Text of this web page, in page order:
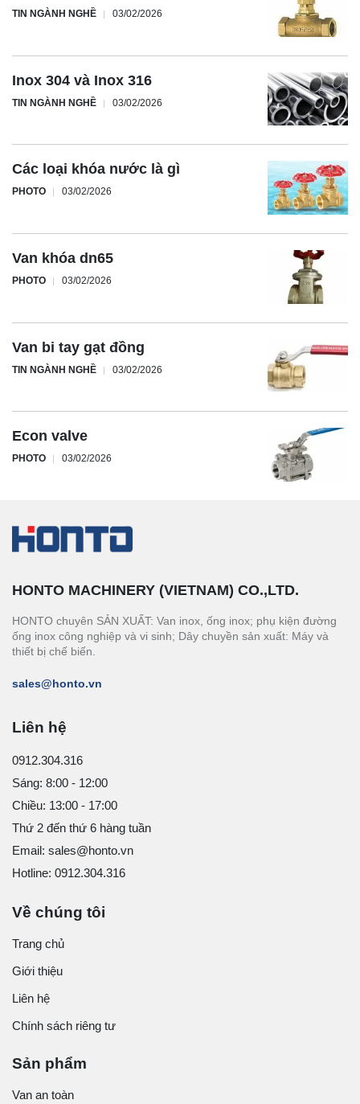
TIN NGÀNH NGHỀ 03/02/2026
Inox 304 và Inox 316
TIN NGÀNH NGHỀ 03/02/2026
Các loại khóa nước là gì
PHOTO 03/02/2026
Van khóa dn65
PHOTO 03/02/2026
Van bi tay gạt đồng
TIN NGÀNH NGHỀ 03/02/2026
Econ valve
PHOTO 03/02/2026
HONTO MACHINERY (VIETNAM) CO.,LTD.
HONTO chuyên SẢN XUẤT: Van inox, ống inox; phụ kiện đường
ống inox công nghiệp và vi sinh; Dây chuyền sản xuất: Máy và
thiết bị chế biến.
sales@honto.vn
Liên hệ
0912.304.316
Sáng: 8:00 - 12:00
Chiều: 13:00 - 17:00
Thứ 2 đến thứ 6 hàng tuần
Email: sales@honto.vn
Hotline: 0912.304.316
Về chúng tôi
Trang chủ
Giới thiệu
Liên hệ
Chính sách riêng tư
Sản phẩm
Van an toàn